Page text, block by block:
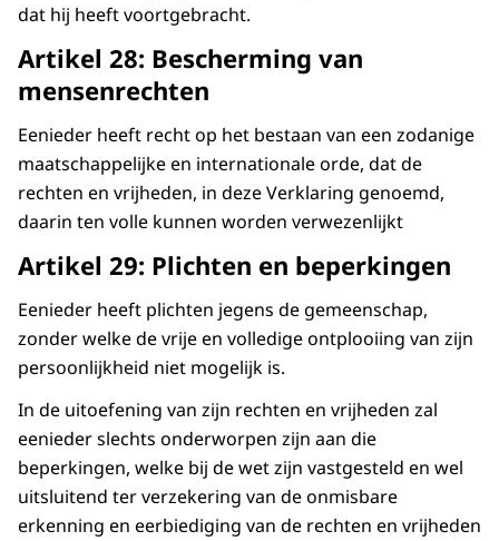
dat hij heeft voortgebracht.
Artikel 28: Bescherming van
mensenrechten
Eenieder heeft recht op het bestaan van een zodanige
maatschappelijke en internationale orde, dat de
rechten en vrijheden, in deze Verklaring genoemd,
daarin ten volle kunnen worden verwezenlijkt
Artikel 29: Plichten en beperkingen
Eenieder heeft plichten jegens de gemeenschap,
zonder welke de vrije en volledige ontplooiing van zijn
persoonlijkheid niet mogelijk is.
In de uitoefening van zijn rechten en vrijheden zal
eenieder slechts onderworpen zijn aan die
beperkingen, welke bij de wet zijn vastgesteld en wel
uitsluitend ter verzekering van de onmisbare
erkenning en eerbiediging van de rechten en vrijheden